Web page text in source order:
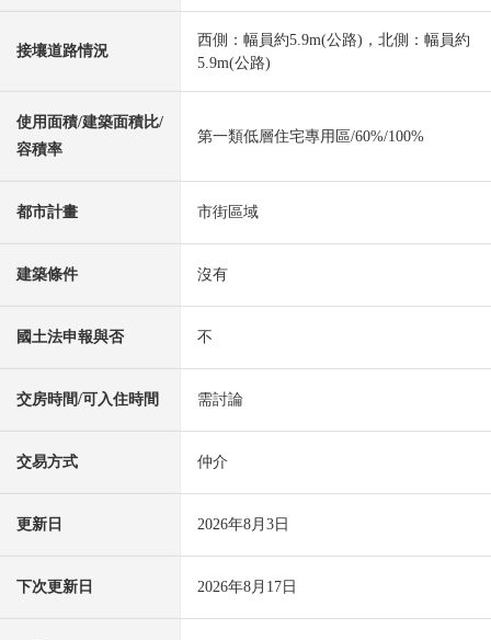
接壤道路情況
西側：幅員約5.9m(公路)，北側：幅員約
5.9m(公路)
使用面積/建築面積比/
容積率
第一類低層住宅專用區/60%/100%
都市計畫 市街區域
建築條件 沒有
國土法申報與否 不
交房時間/可入住時間 需討論
交易方式 仲介
更新日 2026年8月3日
下次更新日 2026年8月17日